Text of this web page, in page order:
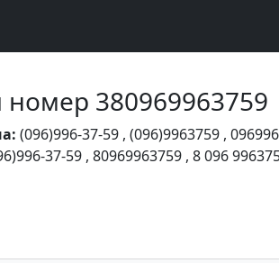
номер 380969963759
(096)996-37-59 , (096)9963759 ,
37-59 , 80969963759 , 8 096